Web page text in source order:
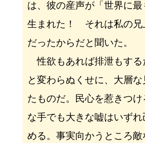
は、彼の産声が「世界に
生まれた！ それは私の兄
だったからだと聞いた。
性欲もあれば排泄もする
と変わらぬくせに、大層
たものだ。民心を惹きつ
な手でも大きな嘘はいず
める。事実向かうところ